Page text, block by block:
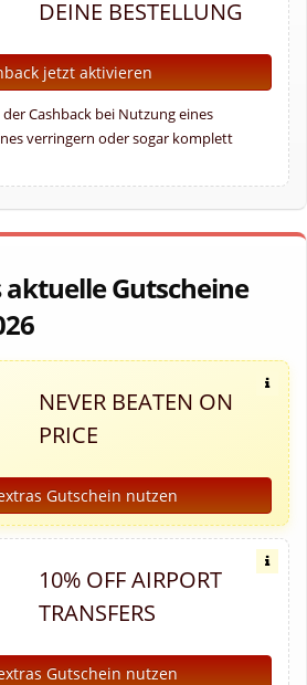
DEINE BESTELLUNG
jetzt aktivieren
Cashback bei Nutzung eines
verringern oder sogar komplett
aktuelle Gutscheine
NEVER BEATEN ON
PRICE
Gutschein nutzen
10% OFF AIRPORT
TRANSFERS
Gutschein nutzen